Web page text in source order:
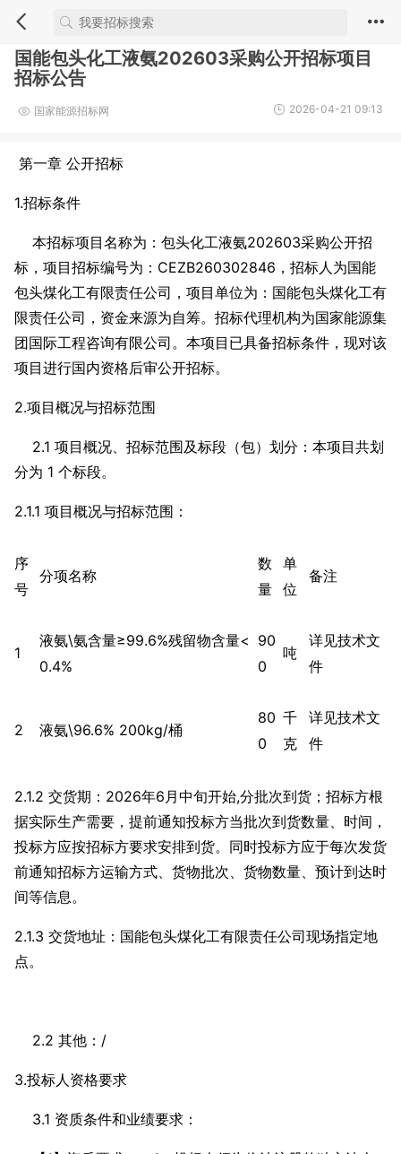
国能包头化工液氨202603采购公开招标项目
招标公告
国家能源招标网 2026-04-21 09:13
第一章 公开招标
1.招标条件
本招标项目名称为：包头化工液氨202603采购公开招
标，项目招标编号为：CEZB260302846，招标人为国能
包头煤化工有限责任公司，项目单位为：国能包头煤化工有
限责任公司，资金来源为自筹。招标代理机构为国家能源集
团国际工程咨询有限公司。本项目已具备招标条件，现对该
项目进行国内资格后审公开招标。
2.项目概况与招标范围
2.1 项目概况、招标范围及标段（包）划分：本项目共划
分为 1 个标段。
2.1.1 项目概况与招标范围：
序
号
分项名称
数
量
单
位
备注
1
液氨\氨含量≥99.6%残留物含量<
0.4%
90
0
吨
详见技术文
件
2 液氨\96.6% 200kg/桶
80
0
千
克
详见技术文
件
2.1.2 交货期：2026年6月中旬开始,分批次到货；招标方根
据实际生产需要，提前通知投标方当批次到货数量、时间，
投标方应按招标方要求安排到货。同时投标方应于每次发货
前通知招标方运输方式、货物批次、货物数量、预计到达时
间等信息。
2.1.3 交货地址：国能包头煤化工有限责任公司现场指定地
点。
2.2 其他：/
3.投标人资格要求
3.1 资质条件和业绩要求：